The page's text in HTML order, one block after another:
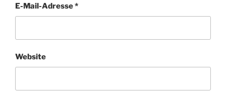
E-Mail-Adresse*
Website